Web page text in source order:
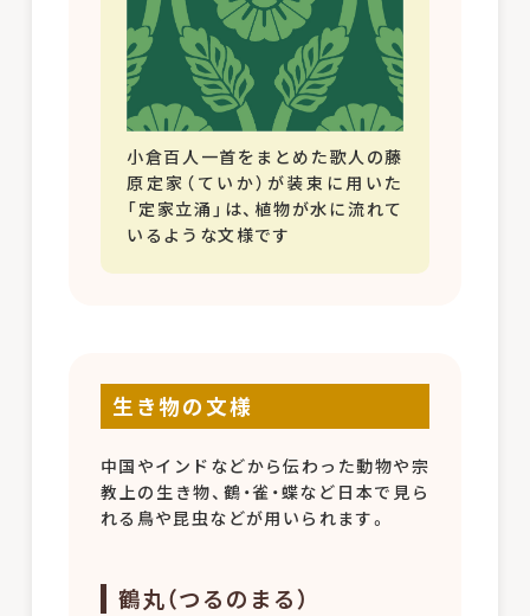
小倉百人一首をまとめた歌人の藤
原定家（ていか）が装束に用いた
「定家立涌」は、植物が水に流れて
いるような文様です
生き物の文様
中国やインドなどから伝わった動物や宗
教上の生き物、鶴・雀・蝶など日本で見ら
れる鳥や昆虫などが用いられます。
鶴丸（つるのまる）